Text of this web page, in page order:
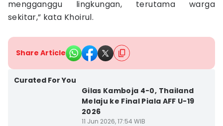
mengganggu lingkungan, terutama warga
sekitar,” kata Khoirul.
Share Article
Curated For You
Gilas Kamboja 4-0, Thailand
Melaju ke Final Piala AFF U-19
2026
11 Jun 2026, 17:54 WIB